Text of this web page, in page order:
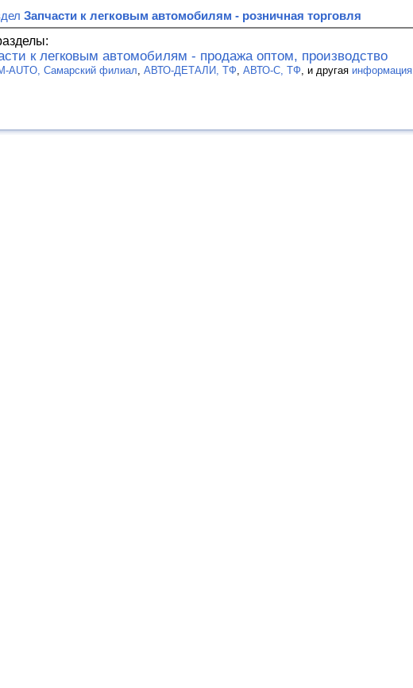
Запчасти к легковым автомобилям - розничная торговля
к легковым автомобилям - продажа оптом, производство
AUTO, Самарский филиал АВТО-ДЕТАЛИ, ТФ АВТО-С, ТФ , и другая информация